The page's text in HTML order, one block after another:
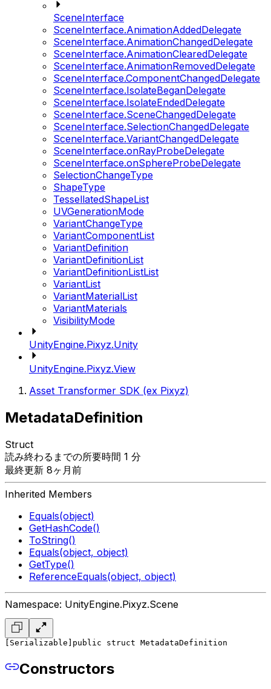
SceneInterface
SceneInterface.AnimationAddedDelegate
SceneInterface.AnimationChangedDelegate
SceneInterface.AnimationClearedDelegate
SceneInterface.AnimationRemovedDelegate
SceneInterface.ComponentChangedDelegate
SceneInterface.IsolateBeganDelegate
SceneInterface.IsolateEndedDelegate
SceneInterface.SceneChangedDelegate
SceneInterface.SelectionChangedDelegate
SceneInterface.VariantChangedDelegate
SceneInterface.onRayProbeDelegate
SceneInterface.onSphereProbeDelegate
SelectionChangeType
ShapeType
TessellatedShapeList
UVGenerationMode
VariantChangeType
VariantComponentList
VariantDefinition
VariantDefinitionList
VariantDefinitionListList
VariantList
VariantMaterialList
VariantMaterials
VisibilityMode
UnityEngine.Pixyz.Unity
UnityEngine.Pixyz.View
Asset Transformer SDK (ex Pixyz)
MetadataDefinition
Struct
読み終わるまでの所要時間 1 分
最終更新 8ヶ月前
Inherited Members
Equals(object)
GetHashCode()
ToString()
Equals(object, object)
GetType()
ReferenceEquals(object, object)
Namespace: UnityEngine.Pixyz.Scene
[Serializable] public struct MetadataDefinition
Constructors